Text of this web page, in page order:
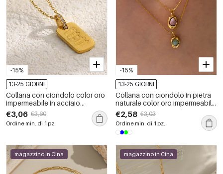
-15%
13-25 GIORNI
Collana con ciondolo color oro
impermeabile in acciaio
inossidabile semplice
€3,06 €3,60
Ordine min. di 1 pz.
-15%
13-25 GIORNI
Collana con ciondolo in pietra
naturale color oro impermeabile
in acciaio inossidabile da 1
pezzo
€2,58 €3,03
Ordine min. di 1 pz.
magazzino in Cina magazzino in Cina